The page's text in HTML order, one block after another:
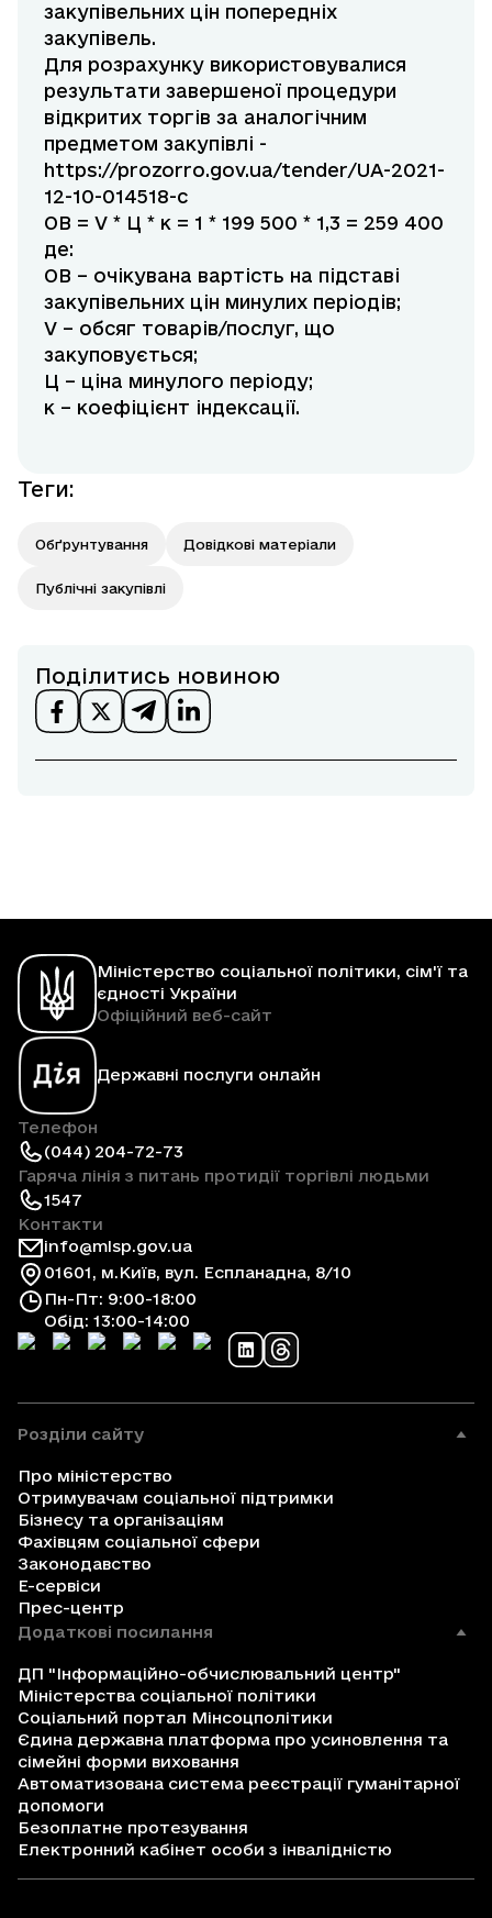
закупівельних цін попередніх
закупівель.
Для розрахунку використовувалися
результати завершеної процедури
відкритих торгів за аналогічним
предметом закупівлі -
https://prozorro.gov.ua/tender/UA-2021-
12-10-014518-c
ОВ = V * Ц * к = 1 * 199 500 * 1,3 = 259 400
де:
ОВ – очікувана вартість на підставі
закупівельних цін минулих періодів;
V – обсяг товарів/послуг, що
закуповується;
Ц – ціна минулого періоду;
к – коефіцієнт індексації.
Теги:
Обґрунтування Довідкові матеріали
Публічні закупівлі
Поділитись новиною
Міністерство соціальної політики, сім'ї та
єдності України
Офіційний веб-сайт
Державні послуги онлайн
Телефон
(044) 204-72-73
Гаряча лінія з питань протидії торгівлі людьми
1547
Контакти
info@mlsp.gov.ua
01601, м.Київ, вул. Еспланадна, 8/10
Пн-Пт: 9:00-18:00
Обід: 13:00-14:00
Розділи сайту
Про міністерство
Отримувачам соціальної підтримки
Бізнесу та організаціям
Фахівцям соціальної сфери
Законодавство
Е-сервіси
Прес-центр
Додаткові посилання
ДП "Інформаційно-обчислювальний центр"
Міністерства соціальної політики
Соціальний портал Мінсоцполітики
Єдина державна платформа про усиновлення та
сімейні форми виховання
Автоматизована система реєстрації гуманітарної
допомоги
Безоплатне протезування
Електронний кабінет особи з інвалідністю